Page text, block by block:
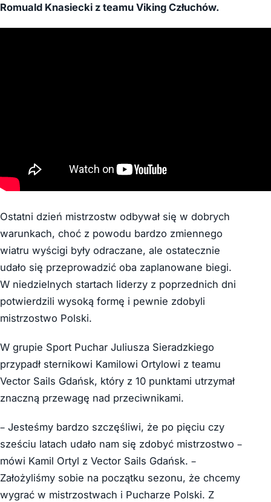
Romuald Knasiecki z teamu Viking Człuchów.
Ostatni dzień mistrzostw odbywał się w dobrych
warunkach, choć z powodu bardzo zmiennego
wiatru wyścigi były odraczane, ale ostatecznie
udało się przeprowadzić oba zaplanowane biegi.
W niedzielnych startach liderzy z poprzednich dni
potwierdzili wysoką formę i pewnie zdobyli
mistrzostwo Polski.
W grupie Sport Puchar Juliusza Sieradzkiego
przypadł sternikowi Kamilowi Ortylowi z teamu
Vector Sails Gdańsk, który z 10 punktami utrzymał
znaczną przewagę nad przeciwnikami.
– Jesteśmy bardzo szczęśliwi, że po pięciu czy
sześciu latach udało nam się zdobyć mistrzostwo –
mówi Kamil Ortyl z Vector Sails Gdańsk. –
Założyliśmy sobie na początku sezonu, że chcemy
wygrać w mistrzostwach i Pucharze Polski. Z